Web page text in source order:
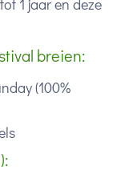
1 jaar en deze
breien:
(100%